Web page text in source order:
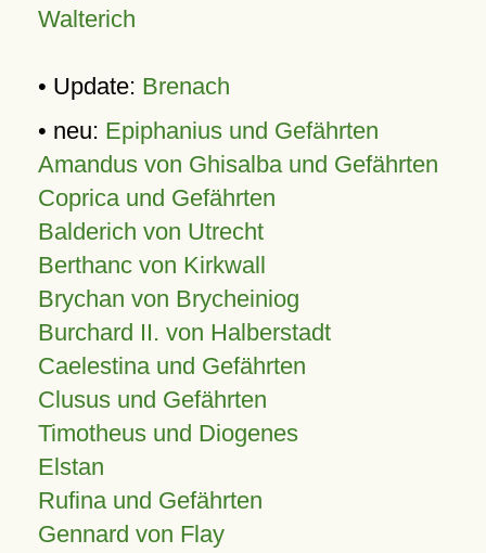
Walterich
• Update: Brenach
• neu: Epiphanius und Gefährten
Amandus von Ghisalba und Gefährten
Coprica und Gefährten
Balderich von Utrecht
Berthanc von Kirkwall
Brychan von Brycheiniog
Burchard II. von Halberstadt
Caelestina und Gefährten
Clusus und Gefährten
Timotheus und Diogenes
Elstan
Rufina und Gefährten
Gennard von Flay